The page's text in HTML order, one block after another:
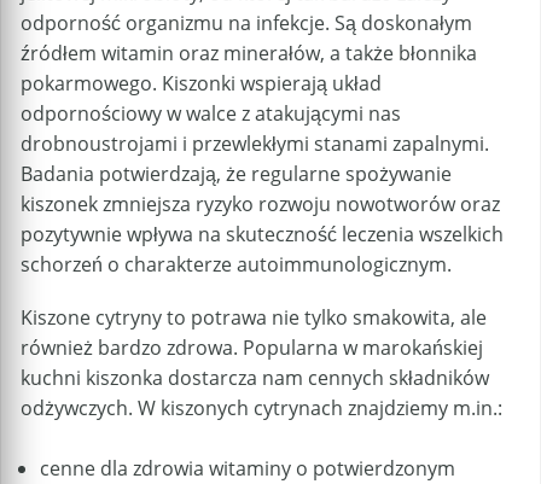
odporność organizmu na infekcje. Są doskonałym
źródłem witamin oraz minerałów, a także błonnika
pokarmowego. Kiszonki wspierają układ
odpornościowy w walce z atakującymi nas
drobnoustrojami i przewlekłymi stanami zapalnymi.
Badania potwierdzają, że regularne spożywanie
kiszonek zmniejsza ryzyko rozwoju nowotworów oraz
pozytywnie wpływa na skuteczność leczenia wszelkich
schorzeń o charakterze autoimmunologicznym.
Kiszone cytryny to potrawa nie tylko smakowita, ale
również bardzo zdrowa. Popularna w marokańskiej
kuchni kiszonka dostarcza nam cennych składników
odżywczych. W kiszonych cytrynach znajdziemy m.in.:
cenne dla zdrowia witaminy o potwierdzonym